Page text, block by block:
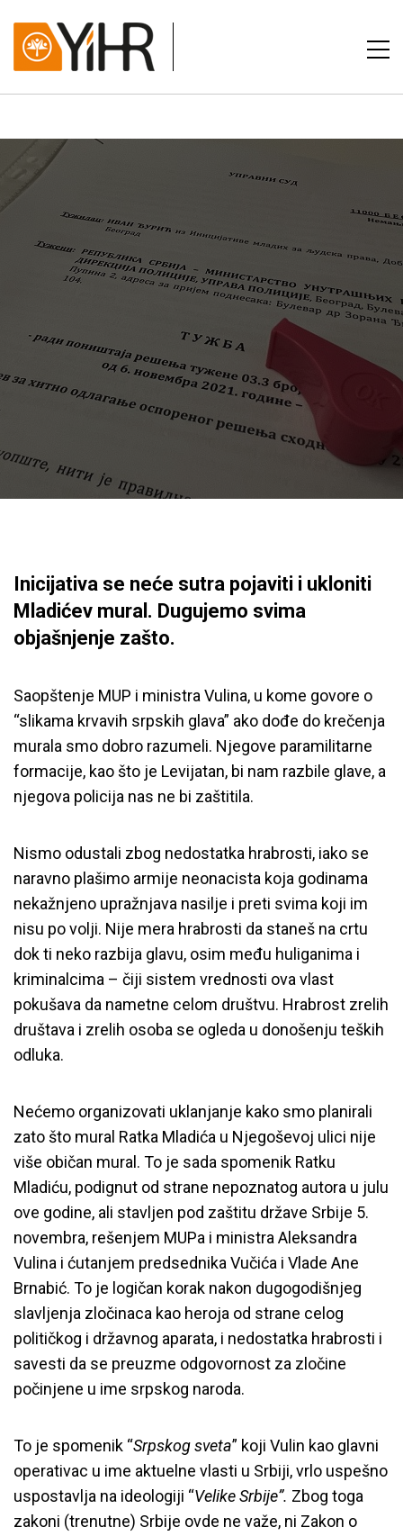
Inicijativa se neće sutra pojaviti i ukloniti
Mladićev mural. Dugujemo svima
objašnjenje zašto.
Saopštenje MUP i ministra Vulina, u kome govore o
“slikama krvavih srpskih glava” ako dođe do krečenja
murala smo dobro razumeli. Njegove paramilitarne
formacije, kao što je Levijatan, bi nam razbile glave, a
njegova policija nas ne bi zaštitila.
Nismo odustali zbog nedostatka hrabrosti, iako se
naravno plašimo armije neonacista koja godinama
nekažnjeno upražnjava nasilje i preti svima koji im
nisu po volji. Nije mera hrabrosti da staneš na crtu
dok ti neko razbija glavu, osim među huliganima i
kriminalcima – čiji sistem vrednosti ova vlast
pokušava da nametne celom društvu. Hrabrost zrelih
društava i zrelih osoba se ogleda u donošenju teških
odluka.
Nećemo organizovati uklanjanje kako smo planirali
zato što mural Ratka Mladića u Njegoševoj ulici nije
više običan mural. To je sada spomenik Ratku
Mladiću, podignut od strane nepoznatog autora u julu
ove godine, ali stavljen pod zaštitu države Srbije 5.
novembra, rešenjem MUPa i ministra Aleksandra
Vulina i ćutanjem predsednika Vučića i Vlade Ane
Brnabić. To je logičan korak nakon dugogodišnjeg
slavljenja zločinaca kao heroja od strane celog
političkog i državnog aparata, i nedostatka hrabrosti i
savesti da se preuzme odgovornost za zločine
počinjene u ime srpskog naroda.
To je spomenik “Srpskog sveta” koji Vulin kao glavni
operativac u ime aktuelne vlasti u Srbiji, vrlo uspešno
uspostavlja na ideologiji “Velike Srbije”. Zbog toga
zakoni (trenutne) Srbije ovde ne važe, ni Zakon o